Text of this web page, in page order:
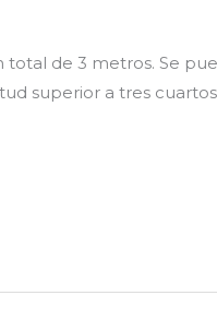
total de 3 metros. Se
superior a tres